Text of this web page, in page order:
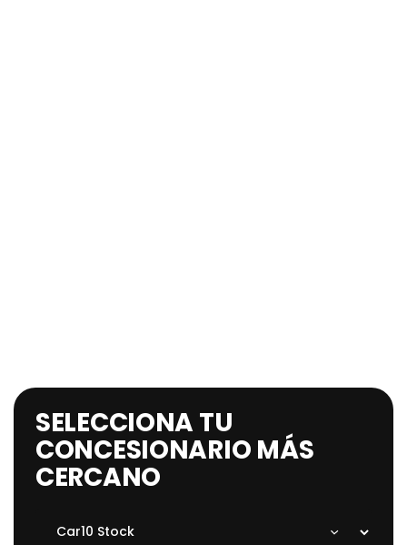
SELECCIONA TU
CONCESIONARIO MÁS
CERCANO